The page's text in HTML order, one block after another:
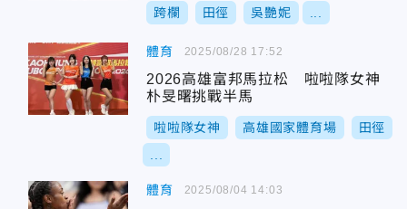
跨欄 田徑 吳艷妮
體育
2026高雄富邦馬拉松 啦啦隊女神
朴旻曙挑戰半馬
啦啦隊女神 高雄國家體育場 田徑
2025/08/28 17:52
體育 2025/08/04 14:03